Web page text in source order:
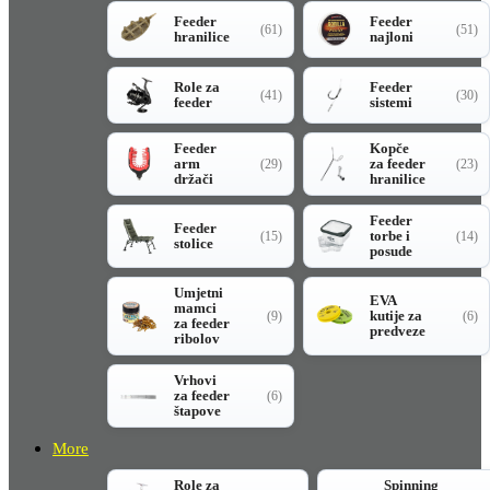
Feeder
hranilice
(61)
Feeder
najloni
(51)
Role za
feeder
(41)
Feeder
sistemi
(30)
Feeder
arm
držači
(29)
Kopče
za feeder
hranilice
(23)
Feeder
stolice
(15)
Feeder
torbe i
posude
(14)
Umjetni
mamci
za feeder
ribolov
(9)
EVA
kutije za
predveze
(6)
Vrhovi
za feeder
štapove
(6)
More
Role za
Spinning